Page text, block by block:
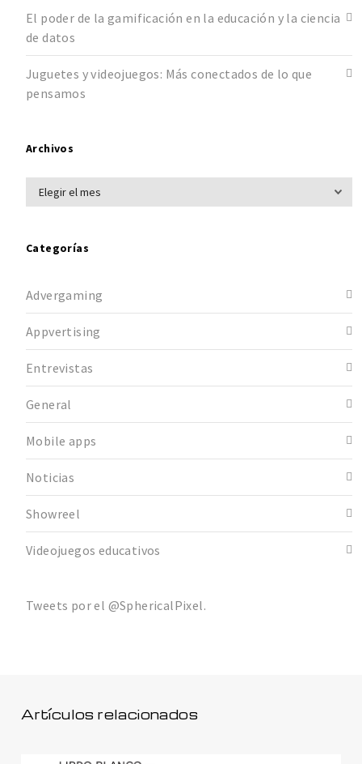
El poder de la gamificación en la educación y la ciencia
de datos
Juguetes y videojuegos: Más conectados de lo que
pensamos
Archivos
Categorías
Advergaming
Appvertising
Entrevistas
General
Mobile apps
Noticias
Showreel
Videojuegos educativos
Tweets por el @SphericalPixel.
Artículos relacionados